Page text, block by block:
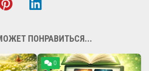
ПОНРАВИТЬСЯ...
0